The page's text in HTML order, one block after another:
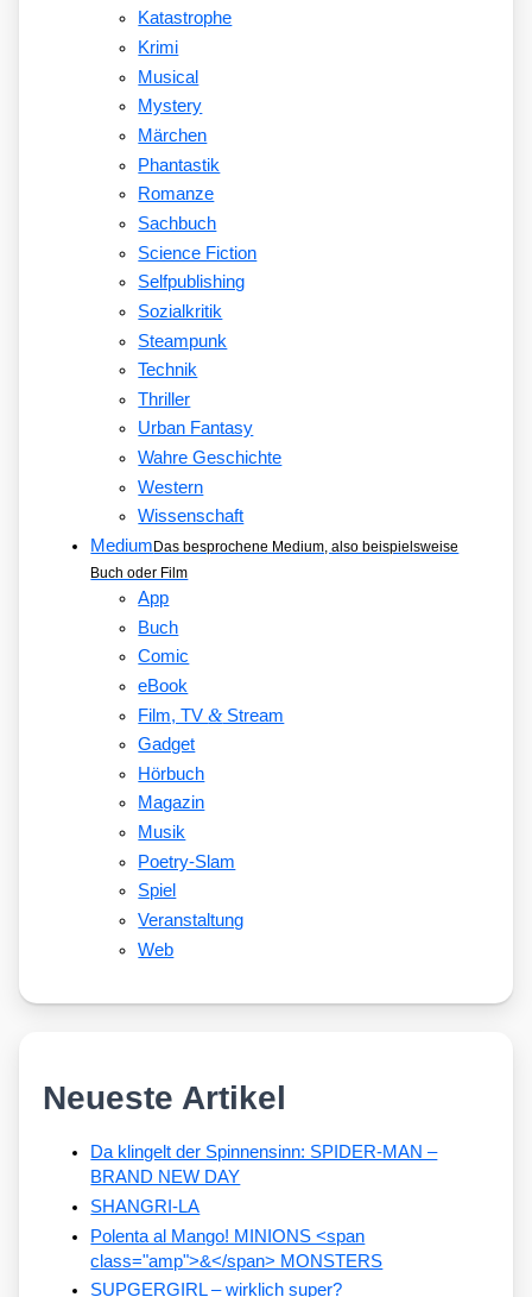
Katastrophe
Krimi
Musical
Mystery
Märchen
Phantastik
Romanze
Sachbuch
Science Fiction
Selfpublishing
Sozialkritik
Steampunk
Technik
Thriller
Urban Fantasy
Wahre Geschichte
Western
Wissenschaft
Medium Das besprochene Medium, also beispielsweise
Buch oder Film
App
Buch
Comic
eBook
Film, TV&Stream
Gadget
Hörbuch
Magazin
Musik
Poetry-Slam
Spiel
Veranstaltung
Web
Neueste Artikel
Da klingelt der Spinnensinn: SPIDER-MAN –
BRAND NEW DAY
SHANGRI-LA
Polenta al Mango! MINIONS <span
class="amp">&</span> MONSTERS
SUPGERGIRL – wirklich super?